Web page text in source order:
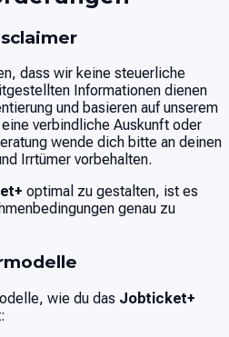
dass wir keine steuerliche
Informationen dienen
und basieren auf unserem
verbindliche Auskunft oder
wende dich bitte an deinen
Irrtümer vorbehalten.
optimal zu gestalten, ist es
genau zu
wie du das Jobticket+